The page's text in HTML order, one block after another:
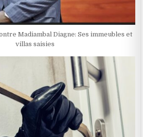
Madiambal Diagne: Ses immeubles et
villas saisies